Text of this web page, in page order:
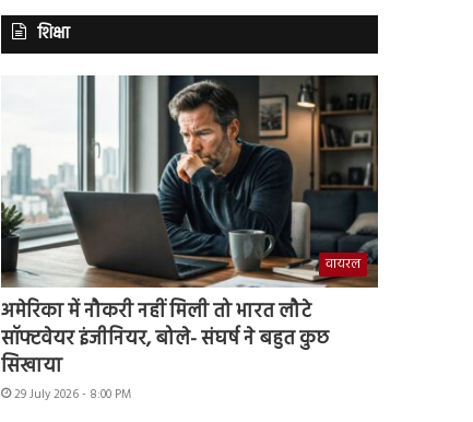
शिक्षा
वायरल
अमेरिका में नौकरी नहीं मिली तो भारत लौटे
सॉफ्टवेयर इंजीनियर, बोले- संघर्ष ने बहुत कुछ
सिखाया
29 July 2026 - 8:00 PM